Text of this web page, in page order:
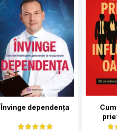
Învinge dependența